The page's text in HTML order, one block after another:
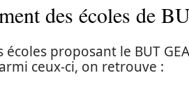
des écoles de
proposant le BUT
ceux-ci, on retrouve :